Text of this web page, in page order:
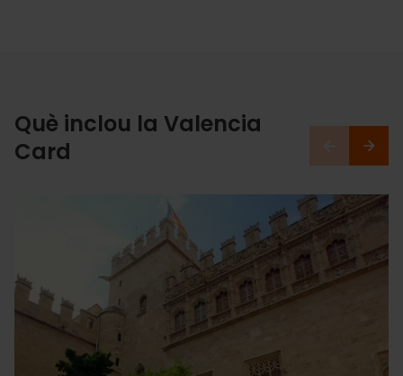
Què inclou la Valencia
Card